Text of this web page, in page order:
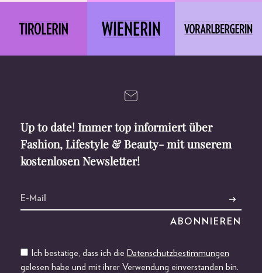
Up to date! Immer top informiert über
Fashion, Lifestyle & Beauty- mit unserem
kostenlosen Newsletter!
Ich bestätige, dass ich die Datenschutzbestimmungen
gelesen habe und mit ihrer Verwendung einverstanden bin.